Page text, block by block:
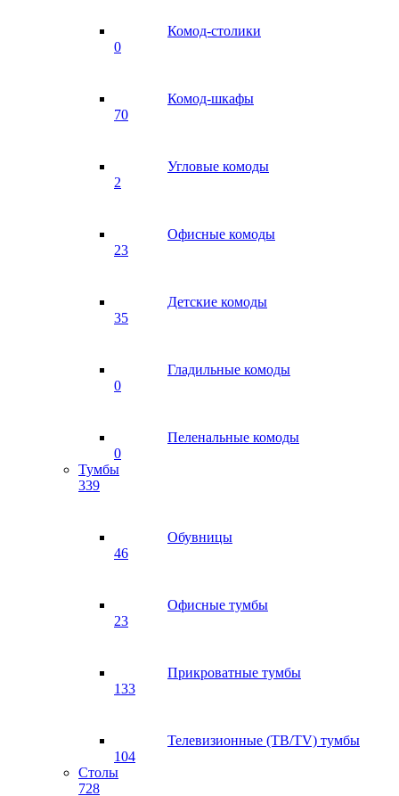
Комод-столики
0
Комод-шкафы
70
Угловые комоды
2
Офисные комоды
23
Детские комоды
35
Гладильные комоды
0
Пеленальные комоды
0
Тумбы
339
Обувницы
46
Офисные тумбы
23
Прикроватные тумбы
133
Телевизионные (ТВ/TV) тумбы
104
Столы
728